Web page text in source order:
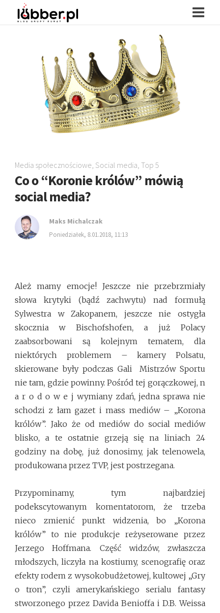
Media społecznościowe, Social media, Top 5
Co o “Koronie królów” mówią
social media?
Maks Michalczak
poniedziałek, 8.01.2018, 11:13
Ależ mamy emocje! Jeszcze nie przebrzmiały
słowa krytyki (bądź zachwytu) nad formułą
Sylwestra w Zakopanem, jeszcze nie ostygła
skocznia w Bischofshofen, a już Polacy
zaabsorbowani są kolejnym tematem, dla
niektórych problemem – kamery Polsatu,
skierowane były podczas Gali Mistrzów Sportu
nie tam, gdzie powinny. Pośród tej gorączkowej, n
a r o d o w e j wymiany zdań, jedna sprawa nie
schodzi z łam gazet i mass mediów – „Korona
królów”. Jako że od mediów do social mediów
blisko, a te ostatnie grzeją się na liniach 24
godziny na dobę, już donosimy, jak telenowela,
produkowana przez TVP, jest postrzegana.
Przypominamy, tym najbardziej
podekscytowanym komentatorom, że trzeba
nieco zmienić punkt widzenia, bo „Korona
królów” to nie produkcje reżyserowane przez
Jerzego Hoffmana. Część widzów, zwłaszcza
młodszych, liczyła na kostiumy, scenografię oraz
efekty rodem z wysokobudżetowej, kultowej „Gry
o tron”, czyli amerykańskiego serialu fantasy
stworzonego przez Davida Benioffa i D.B. Weissa